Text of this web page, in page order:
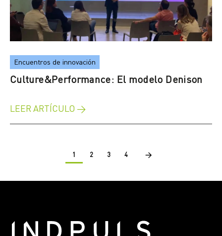
Encuentros de innovación
Culture&Performance: El modelo Denison
LEER ARTÍCULO →
1 2 3 4